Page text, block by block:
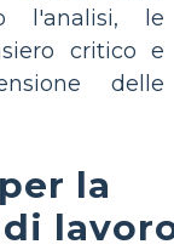
l'analisi, le
critico e
delle
la